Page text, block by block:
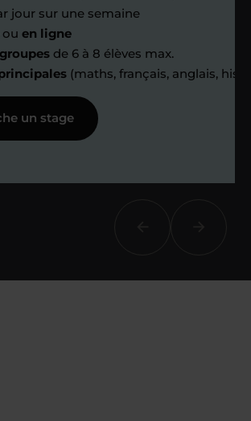
des
réguliers
le travail et les progrès
enseignant et moi-
proposons des points et
jour sur une semaine
ouen ligne
de 6 à 8 élèves max.
(maths, français, anglais,
un stage